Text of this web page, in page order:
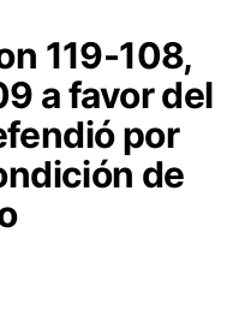
119-108,
a favor del
por
de